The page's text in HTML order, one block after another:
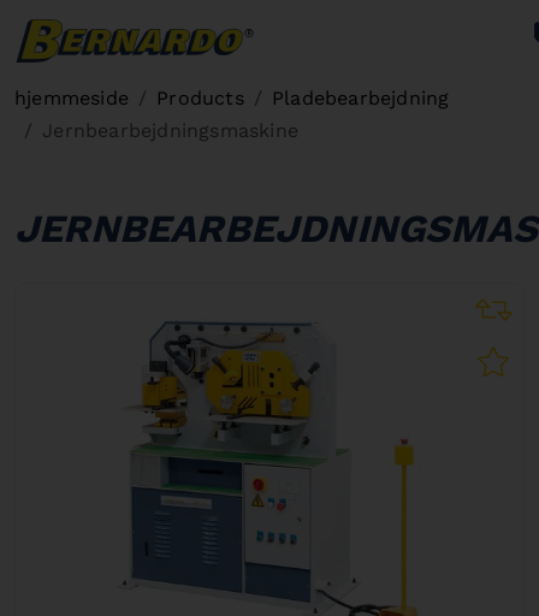
hjemmeside Products
Pladebearbejdning
Jernbearbejdningsmaskine